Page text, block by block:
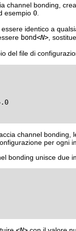
channel bonding,
esempio 0
identico a
bond<N> ,
del file di
channel
per ogni
bonding unisce due